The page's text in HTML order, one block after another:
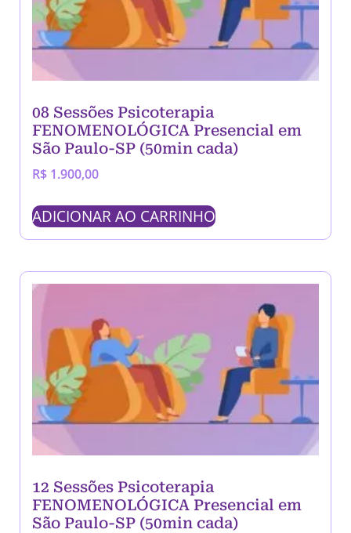
08 Sessões Psicoterapia
FENOMENOLÓGICA Presencial em
São Paulo-SP (50min cada)
R$ 1.900,00
ADICIONAR AO CARRINHO
12 Sessões Psicoterapia
FENOMENOLÓGICA Presencial em
São Paulo-SP (50min cada)